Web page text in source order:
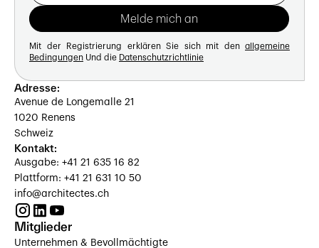
Mit der Registrierung erklären Sie sich mit den allgemeine
Bedingungen Und die Datenschutzrichtlinie
Adresse:
Avenue de Longemalle 21
1020 Renens
Schweiz
Kontakt:
Ausgabe: +41 21 635 16 82
Plattform: +41 21 631 10 50
info@architectes.ch
Mitglieder
Unternehmen & Bevollmächtigte